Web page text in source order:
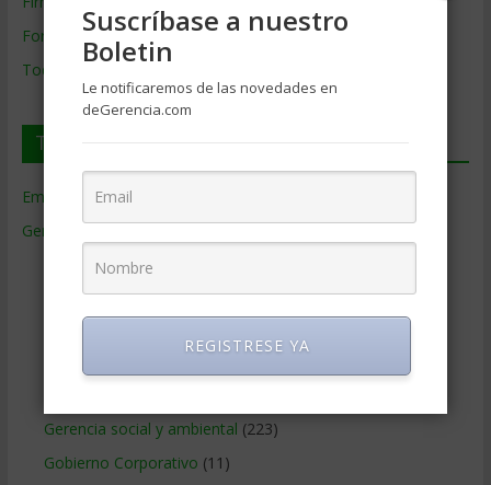
Formación de Gerencia
Todos los Temas
Temas de Gerencia
Empresas de Gerencia
Gerencia
Ciencias Económicas
Contabilidad(466)
Educacion Gerencial
Gerencia social y ambiental (223)
Gobierno Corporativo (11)
Suscríbase a nuestro
Boletin
Le notificaremos de las novedades en
deGerencia.com
REGISTRESE YA